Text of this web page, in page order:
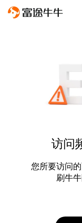
访问
您所要访问
刷牛